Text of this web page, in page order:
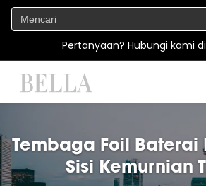
Pertanyaan? Hubungi kami di
Tembaga Foil Baterai
Sisi Kemurnian